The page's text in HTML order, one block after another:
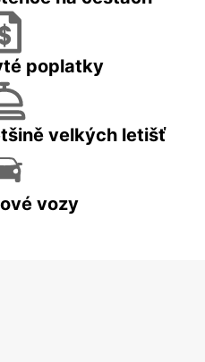
poplatky
velkých letišť
vozy